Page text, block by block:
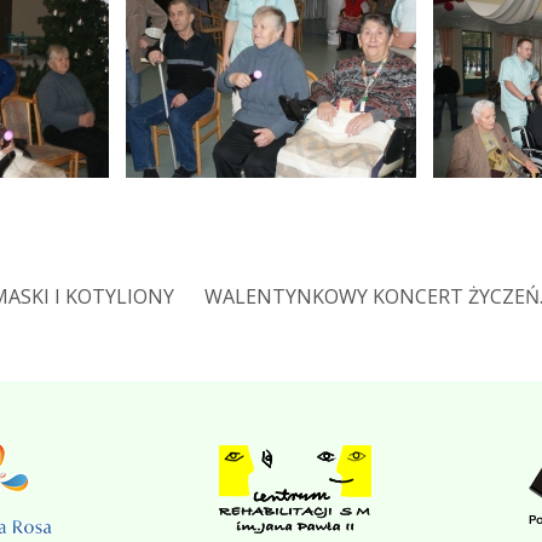
I KOTYLIONY WALENTYNKOWY KONCERT